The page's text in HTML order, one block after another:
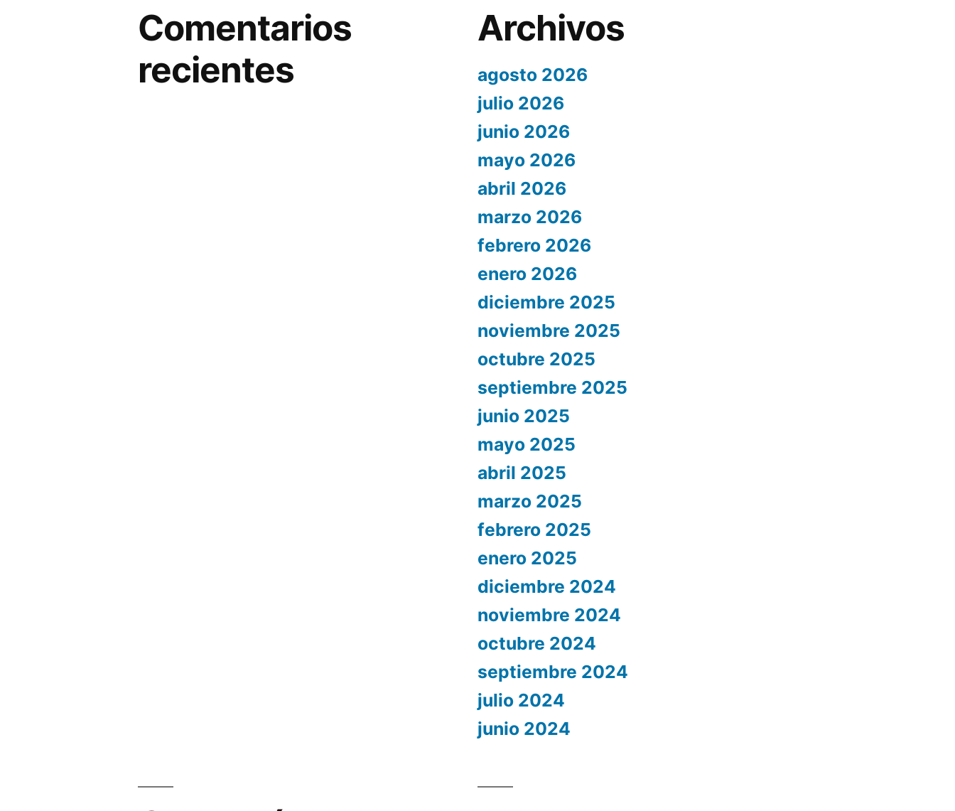
Comentarios
recientes
Archivos
agosto 2026
julio 2026
junio 2026
mayo 2026
abril 2026
marzo 2026
febrero 2026
enero 2026
diciembre 2025
noviembre 2025
octubre 2025
septiembre 2025
junio 2025
mayo 2025
abril 2025
marzo 2025
febrero 2025
enero 2025
diciembre 2024
noviembre 2024
octubre 2024
septiembre 2024
julio 2024
junio 2024